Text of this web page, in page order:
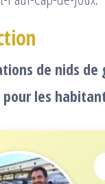
de nids
les